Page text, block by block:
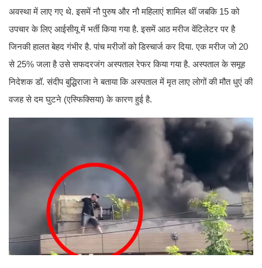
अवस्था में लाए गए थे. इसमें नौ पुरुष और नौ महिलाएं शामिल थीं जबकि 15 को
उपचार के लिए आईसीयू में भर्ती किया गया है. इसमें आठ मरीज वेंटिलेटर पर है
जिनकी हालत बेहद गंभीर है. पांच मरीजों को डिस्चार्ज कर दिया. एक मरीज जो 20
से 25% जला है उसे सफदरजंग अस्पताल रेफर किया गया है. अस्पताल के समूह
निदेशक डॉ. संदीप बुद्धिराजा ने बताया कि अस्पताल में मृत लाए लोगों की मौत धुएं की
वजह से दम घुटने (एस्फिक्सिया) के कारण हुई है.